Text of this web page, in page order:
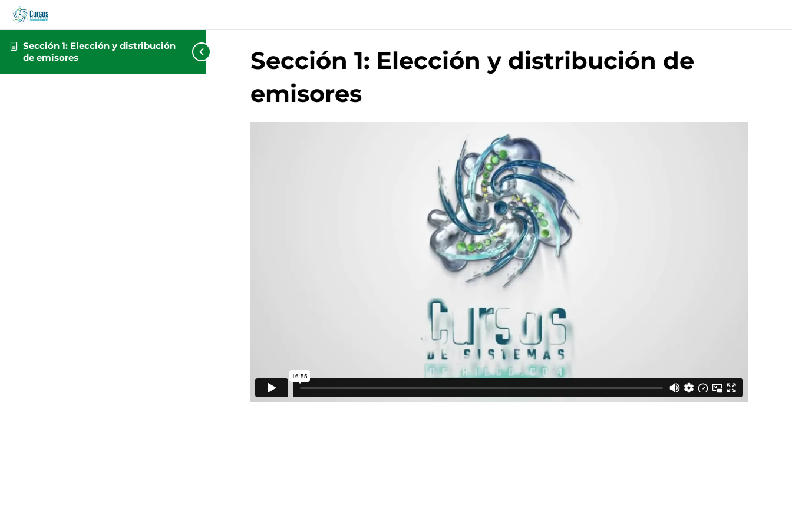
Sección 1: Elección y distribución
de emisores
Sección 1: Elección y distribución de
emisores